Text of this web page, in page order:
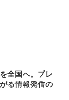
全国へ。プレ
る情報発信の